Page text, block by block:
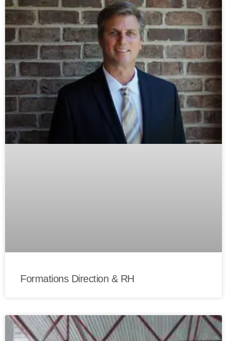
Formations Direction & RH